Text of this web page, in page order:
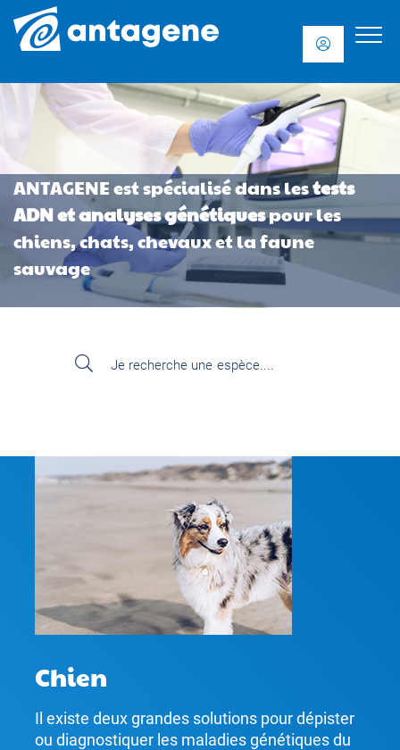
ANTAGENE est spécialisé dans lestests
ADN etanalyses génétiquespour les
chiens, chats, chevaux et la faune
sauvage
Je recherche une espèce....
Chien
Il existe deux grandes solutions pour dépister
ou diagnostiquer les maladies génétiques du